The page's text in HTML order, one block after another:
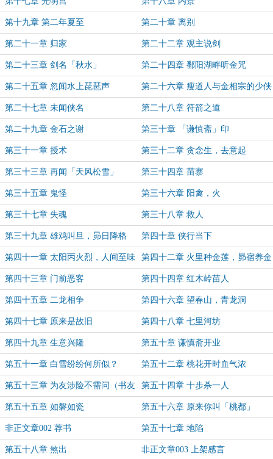
第十九章 第二年夏至 第二十章 离别
第二十一章 归家 第二十二章 观主说剑
第二十三章 剑名「秋水」 第二十四章 鄱阳湖畔听金咒
第二十五章 忽闻水上琵琶声 第二十六章 瘦道人与金相宗的少侠
第二十七章 未闻侠名 第二十八章 符箭之道
第二十九章 金石之谢 第三十章 「谦慎斋」印
第三十一章 授术 第三十二章 贪念生，去意起
第三十三章 再闻「天风松雪」 第三十四章 苗寨
第三十五章 鬼怪 第三十六章 阳禽，火
第三十七章 失魂 第三十八章 救人
第三十九章 雄鸡叫旦，昴日降格 第四十章 侠行当下
第四十一章 太阳丙火烈，人间至味
清
第四十二章 火里种金莲，昴宿养金
尸
第四十三章 门前恶客 第四十四章 红木岭苗人
第四十五章 二龙相争 第四十六章 望春山，青龙洞
第四十七章 原来是故旧 第四十八章 七里河坊
第四十九章 生意兴隆 第五十章 谦慎斋开业
第五十一章 白雪纷纷何所似？ 第五十二章 桃花开时血气浓
第五十三章 为友涉险不需问（书友
群已建，欢迎大家入群讨论！）
第五十四章 十步杀一人
第五十五章 如磐如瓷 第五十六章 原来你叫「桃都」
非正文章002 荐书 第五十七章 地陷
第五十八章 煞出 非正文章003 上架感言